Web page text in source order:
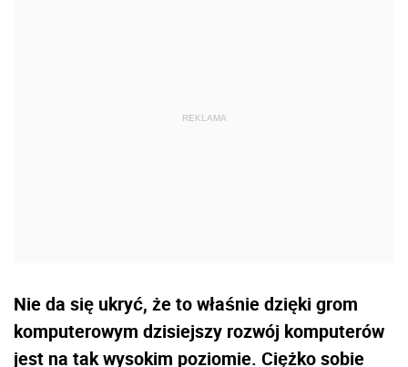
Nie da się ukryć, że to właśnie dzięki grom
komputerowym dzisiejszy rozwój komputerów
jest na tak wysokim poziomie. Ciężko sobie